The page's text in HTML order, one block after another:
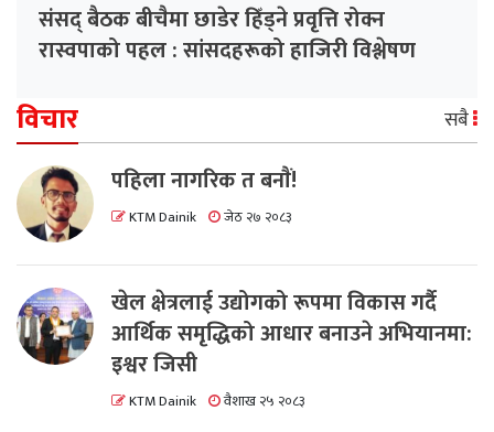
संसद् बैठक बीचैमा छाडेर हिँड्ने प्रवृत्ति रोक्न
रास्वपाको पहल : सांसदहरूको हाजिरी विश्लेषण
विचार सबै
पहिला नागरिक त बनाैं!
KTM Dainik जेठ २७ २०८३
खेल क्षेत्रलाई उद्योगको रूपमा विकास गर्दै
आर्थिक समृद्धिको आधार बनाउने अभियानमा:
इश्वर जिसी
KTM Dainik वैशाख २५ २०८३